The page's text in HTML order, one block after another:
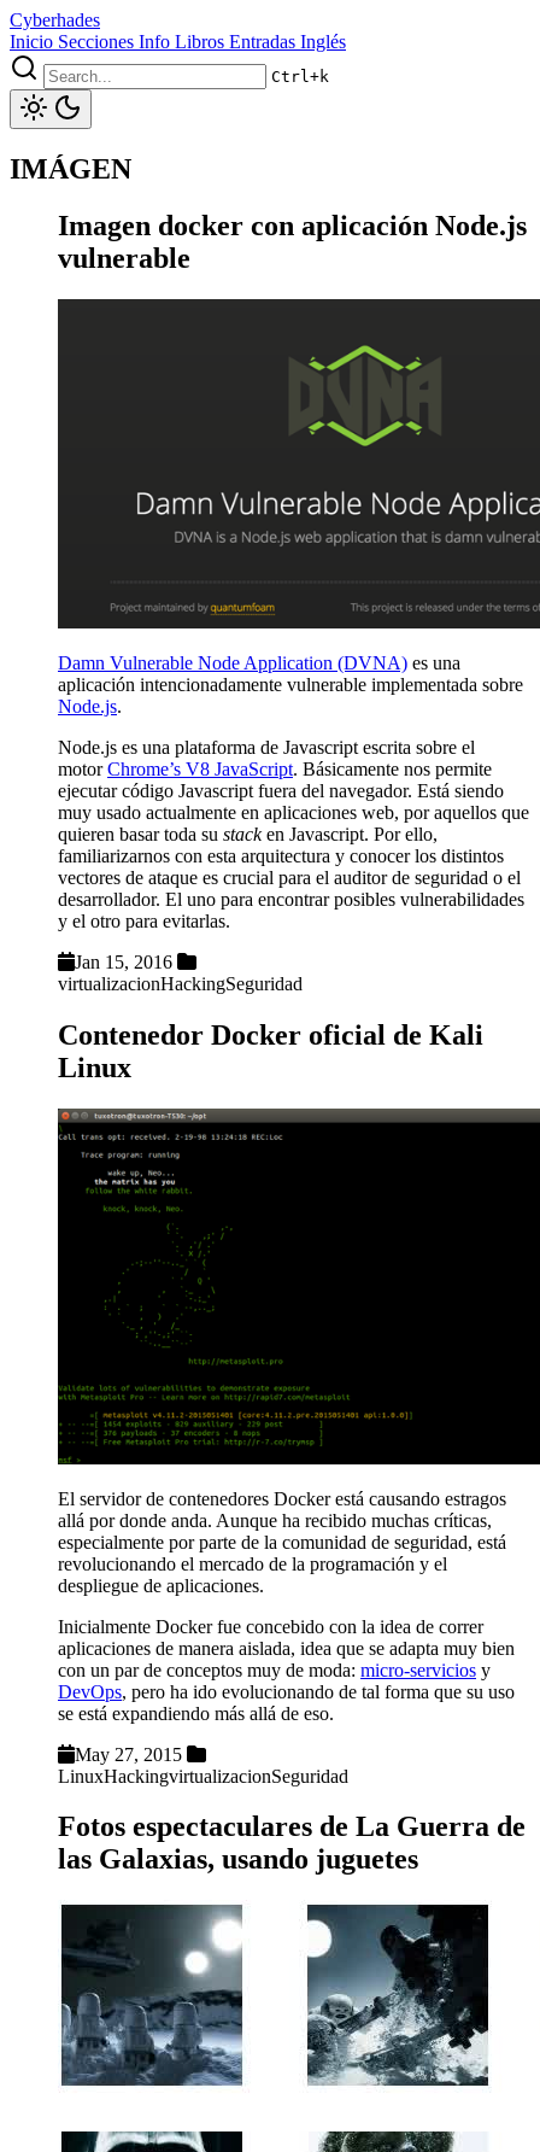
Cyberhades
Inicio Secciones Info Libros Entradas Inglés
Ctrl+k
IMÁGEN
Imagen docker con aplicación Node.js
vulnerable
Damn Vulnerable Node Application (DVNA) es una
aplicación intencionadamente vulnerable implementada sobre
Node.js.
Node.js es una plataforma de Javascript escrita sobre el
motorChrome’s V8 JavaScript. Básicamente nos permite
ejecutar código Javascript fuera del navegador. Está siendo
muy usado actualmente en aplicaciones web, por aquellos que
quieren basar toda su stacken Javascript. Por ello,
familiarizarnos con esta arquitectura y conocer los distintos
vectores de ataque es crucial para el auditor de seguridad o el
desarrollador. El uno para encontrar posibles vulnerabilidades
y el otro para evitarlas.
Jan 15, 2016
virtualizacionHackingSeguridad
Contenedor Docker oficial de Kali
Linux
El servidor de contenedores Docker está causando estragos
allá por donde anda. Aunque ha recibido muchas críticas,
especialmente por parte de la comunidad de seguridad, está
revolucionando el mercado de la programación y el
despliegue de aplicaciones.
Inicialmente Docker fue concebido con la idea de correr
aplicaciones de manera aislada, idea que se adapta muy bien
con un par de conceptos muy de moda: micro-servicios y
DevOps, pero ha ido evolucionando de tal forma que su uso
se está expandiendo más allá de eso.
May 27, 2015
LinuxHackingvirtualizacionSeguridad
Fotos espectaculares de La Guerra de
las Galaxias, usando juguetes